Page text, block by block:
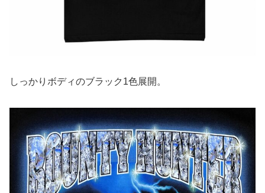
しっかりボディのブラック1色展開。